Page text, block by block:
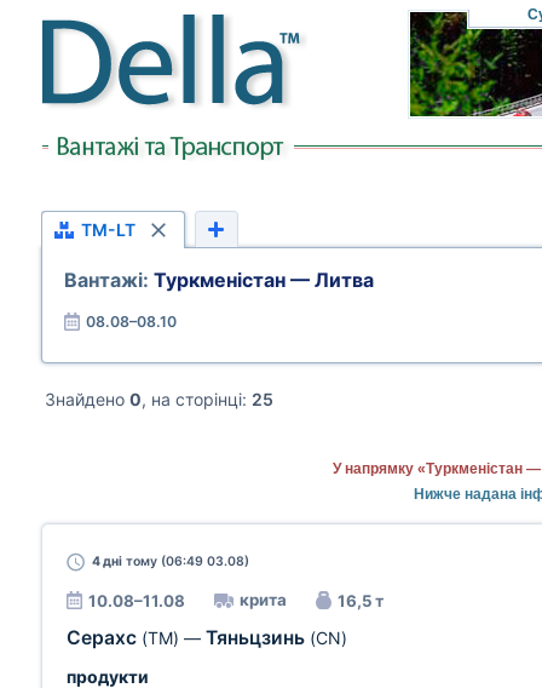
TM-LT
Вантажі: Туркменістан — Литва
08.08–08.10
Знайдено 0, на сторінці: 25
У напрямку «Туркменістан
Нижче надана
4 дні тому (06:49 03.08)
10.08–11.08 крита 16,5 т
Серахс (TM) — Тяньцзинь (CN)
продукти